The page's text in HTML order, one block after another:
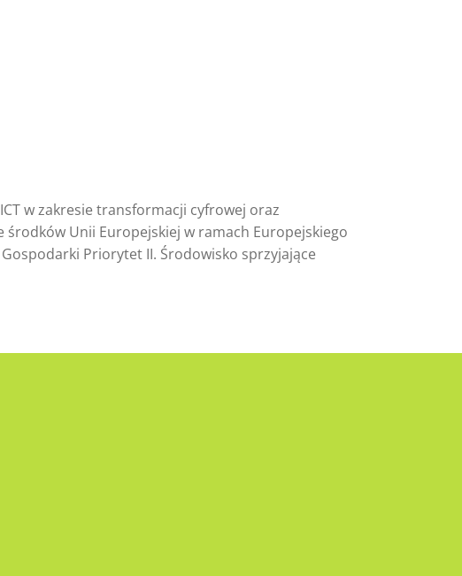
w zakresie transformacji cyfrowej oraz
Unii Europejskiej w ramach Europejskiego
Priorytet II. Środowisko sprzyjające